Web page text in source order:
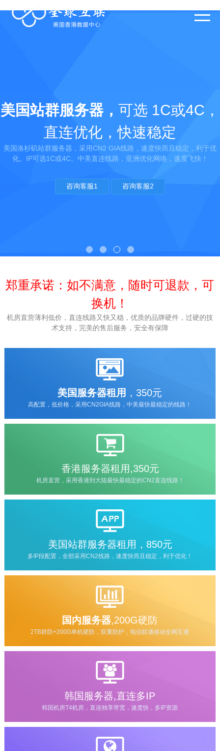
美国站群服务器， 可选 1C或4C，
直连优化，快速稳定
美国洛杉矶站群服务器，采用CN2 GIA线路，速度快而且稳定，利于优
化。IP可选1C或4C。中美直连线路，亚洲优化网络，速度飞快！
咨询客服1 咨询客服2
郑重承诺：如不满意，随时可退款，可
换机！
机房直营薄利低价，直连线路又快又稳，优质的品牌硬件，过硬的技
术支持，完美的售后服务，安全有保障
美国服务器租用 ，350元
高配置，低价格，采用CN2GIA线路，中美最快最稳定的线路！
香港服务器租用,350元
机房直营，采用香港到大陆最快最稳定的CN2直连线路！
美国站群服务器租用，850元
多IP段配置，全部采用CN2线路，速度快而且稳定，利于优化！
国内服务器,200G硬防
2TB群防+200G单机硬防，双重防护，电信联通移动全网互通
韩国服务器,直连多IP
韩国机房T4机房，直连独享带宽，速度快，多IP资源